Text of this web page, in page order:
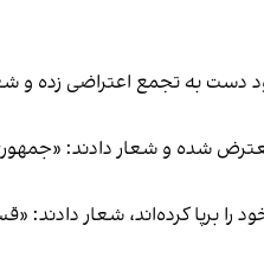
دست به تجمع اعتراضی زده و
شده و شعار دادند:
کرده‌اند، شعار دادند: